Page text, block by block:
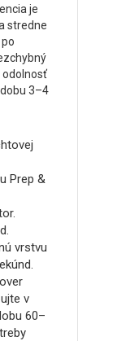
je
stredne
odolnosť
3–4
Prep &
vrstvu
v
60–